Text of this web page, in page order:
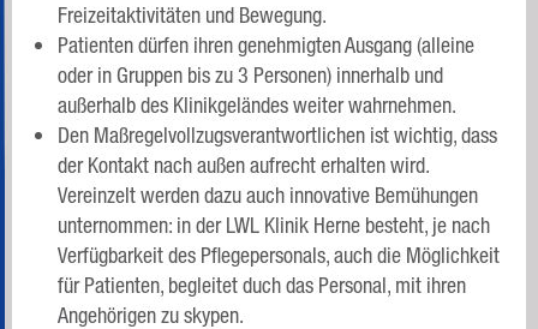
Freizeitaktivitäten und Bewegung.
Patienten dürfen ihren genehmigten Ausgang (alleine
oder in Gruppen bis zu 3 Personen) innerhalb und
außerhalb des Klinikgeländes weiter wahrnehmen.
Den Maßregelvollzugsverantwortlichen ist wichtig, dass
der Kontakt nach außen aufrecht erhalten wird.
Vereinzelt werden dazu auch innovative Bemühungen
unternommen: in der LWL Klinik Herne besteht, je nach
Verfügbarkeit des Pflegepersonals, auch die Möglichkeit
für Patienten, begleitet duch das Personal, mit ihren
Angehörigen zu skypen.